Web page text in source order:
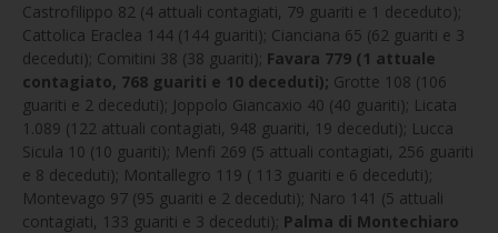
Castrofilippo 82 (4 attuali contagiati, 79 guariti e 1 deceduto);
Cattolica Eraclea 144 (144 guariti); Cianciana 65 (62 guariti e 3
deceduti); Comitini 38 (38 guariti); Favara 779 (1 attuale
contagiato, 768 guariti e 10 deceduti); Grotte 108 (106
guariti e 2 deceduti); Joppolo Giancaxio 40 (40 guariti); Licata
1.089 (122 attuali contagiati, 948 guariti, 19 deceduti); Lucca
Sicula 10 (10 guariti); Menfi 269 (5 attuali contagiati, 256 guariti
e 8 deceduti); Montallegro 119 ( 113 guariti e 6 deceduti);
Montevago 97 (95 guariti e 2 deceduti); Naro 141 (5 attuali
contagiati, 133 guariti e 3 deceduti); Palma di Montechiaro